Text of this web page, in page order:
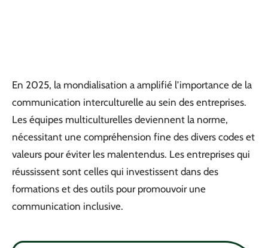
En 2025, la mondialisation a amplifié l’importance de la
communication interculturelle au sein des entreprises.
Les équipes multiculturelles deviennent la norme,
nécessitant une compréhension fine des divers codes et
valeurs pour éviter les malentendus. Les entreprises qui
réussissent sont celles qui investissent dans des
formations et des outils pour promouvoir une
communication inclusive.